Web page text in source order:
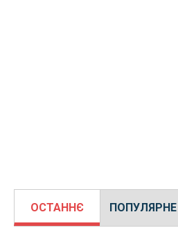
ОСТАННЄ ПОПУЛЯРНЕ